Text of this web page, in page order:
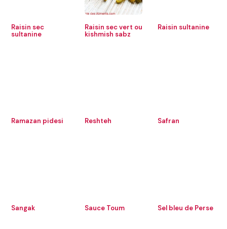
Raisin sec
sultanine
Raisin sec vert ou
kishmish sabz
Raisin sultanine
Ramazan pidesi Reshteh Safran
Sangak Sauce Toum Sel bleu de Perse